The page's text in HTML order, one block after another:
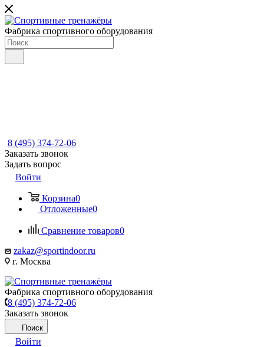
Фабрика спортивного оборудования
8 (495) 374-72-06
Заказать звонок
Задать вопрос
Войти
Корзина0
Отложенные0
Сравнение товаров0
zakaz@sportindoor.ru
г. Москва
Фабрика спортивного оборудования
8 (495) 374-72-06
Заказать звонок
Поиск
Войти